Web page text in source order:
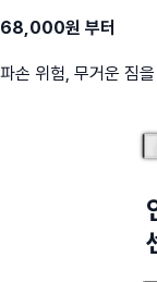
68,000원 부터
파손 위험, 무거운 짐